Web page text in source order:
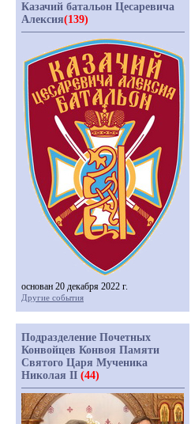
Казачий батальон Цесаревича
Алексия(139)
основан 20 декабря 2022 г.
Другие события
Подразделение Почетных
Конвойцев Конвоя Памяти
Святого Царя Мученика
Николая II (44)